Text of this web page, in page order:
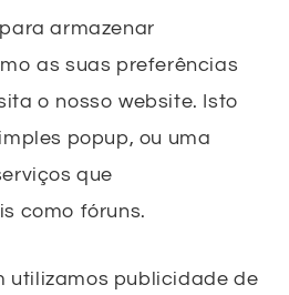
armazenar
as suas preferências
o nosso website. Isto
popup, ou uma
que
como fóruns.
utilizamos publicidade de